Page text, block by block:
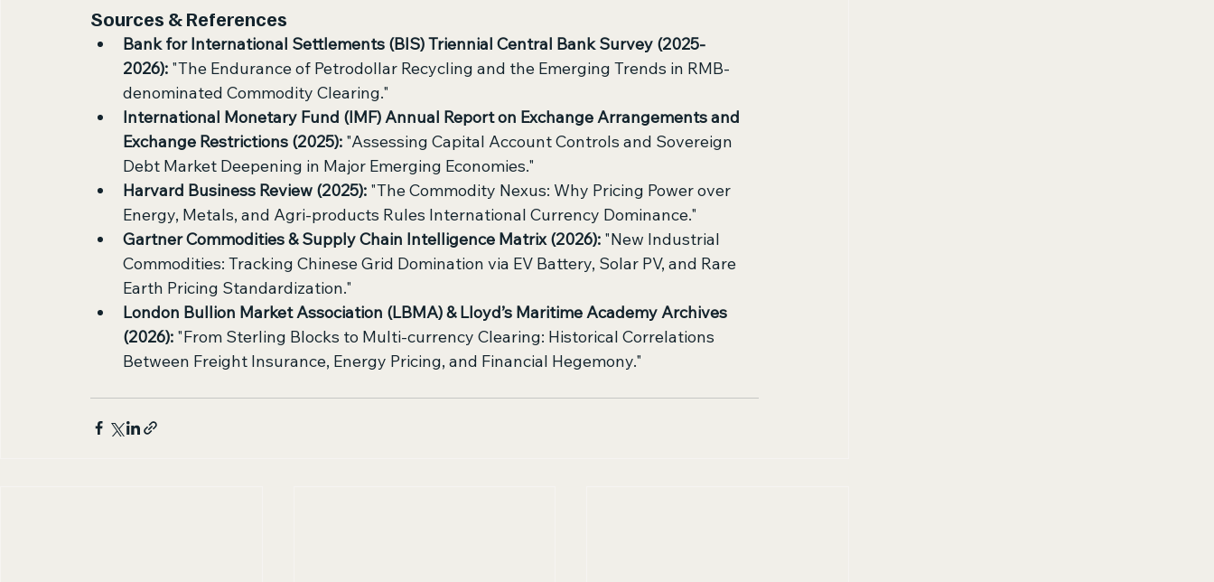
Sources & References
Bank for International Settlements (BIS) Triennial Central Bank Survey (2025-
2026): "The Endurance of Petrodollar Recycling and the Emerging Trends in RMB-
denominated Commodity Clearing."
International Monetary Fund (IMF) Annual Report on Exchange Arrangements and
Exchange Restrictions (2025): "Assessing Capital Account Controls and Sovereign
Debt Market Deepening in Major Emerging Economies."
Harvard Business Review (2025): "The Commodity Nexus: Why Pricing Power over
Energy, Metals, and Agri-products Rules International Currency Dominance."
Gartner Commodities & Supply Chain Intelligence Matrix (2026): "New Industrial
Commodities: Tracking Chinese Grid Domination via EV Battery, Solar PV, and Rare
Earth Pricing Standardization."
London Bullion Market Association (LBMA) & Lloyd’s Maritime Academy Archives
(2026): "From Sterling Blocks to Multi-currency Clearing: Historical Correlations
Between Freight Insurance, Energy Pricing, and Financial Hegemony."